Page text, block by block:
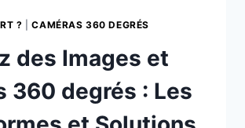
? |CAMÉRAS 360 DEGRÉS
des Images et
360 degrés : Les